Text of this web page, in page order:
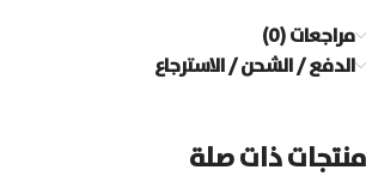
مراجعات (0)
الدفع / الشحن / الاسترجاع
منتجات ذات صلة